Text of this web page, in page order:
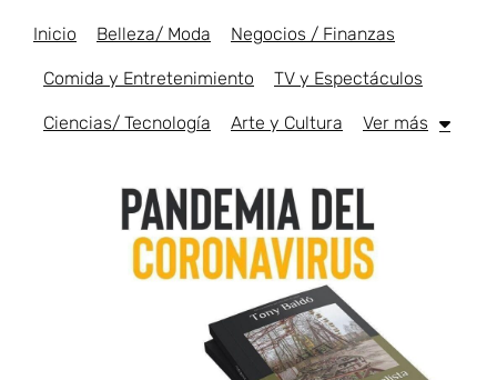
Inicio Belleza/ Moda Negocios / Finanzas
Comida y Entretenimiento TV y Espectáculos
Ciencias/ Tecnología Arte y Cultura Ver más